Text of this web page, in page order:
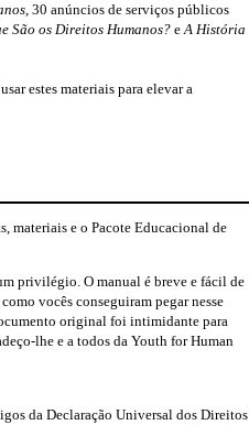
, 30 anúncios de serviços públicos
São os Direitos Humanos? eA História
estes materiais para elevar a
materiais e o Pacote Educacional de
privilégio. O manual é breve e fácil de
vocês conseguiram pegar nesse
original foi intimidante para
lhee a todos da Youth for Human
da Declaração Universal dos Direitos